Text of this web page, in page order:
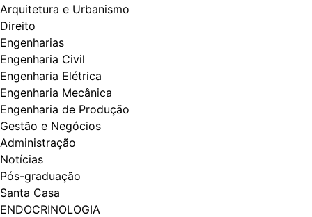
Arquitetura e Urbanismo
Direito
Engenharias
Engenharia Civil
Engenharia Elétrica
Engenharia Mecânica
Engenharia de Produção
Gestão e Negócios
Administração
Notícias
Pós-graduação
Santa Casa
ENDOCRINOLOGIA